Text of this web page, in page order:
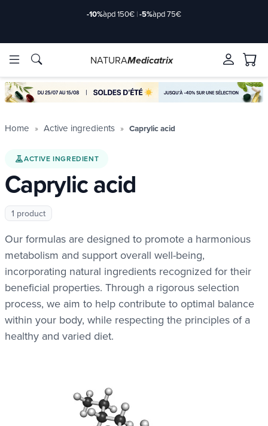
Brands
-10%àpd 150€ |-5%àpd 75€
Brands
NATURAMedicatrix
Home Active ingredients Caprylic acid
ACTIVE INGREDIENT
Caprylic acid
1 product
Our formulas are designed to promote a harmonious
metabolism and support overall well-being,
incorporating natural ingredients recognized for their
beneficial properties. Through a rigorous selection
process, we aim to help contribute to optimal balance
within your body, while respecting the principles of a
healthy and varied diet.